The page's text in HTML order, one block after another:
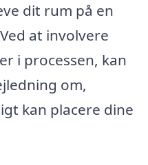
dit rum på en
at involvere
i processen, kan
om,
kan placere dine